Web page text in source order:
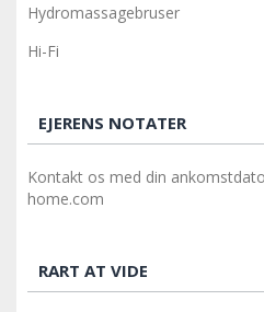
Hydromassagebruser
Hi-Fi
EJERENS NOTATER
Kontakt os med din
home.com
RART AT VIDE